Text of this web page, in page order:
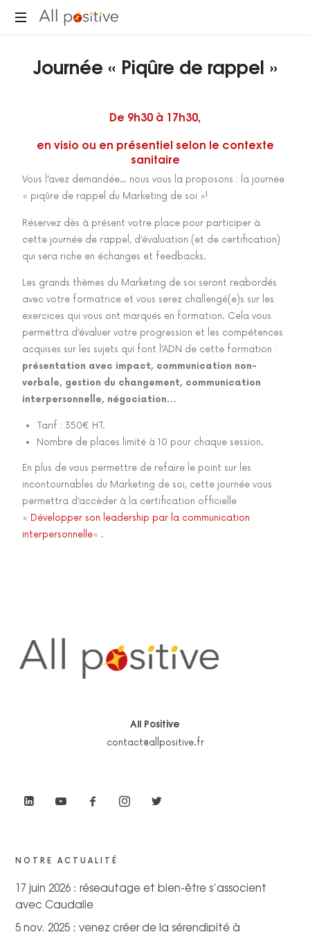
pour
se
Journée « Piqûre de rappel »
De 9h30 à 17h30,
en visio ou en présentiel selon le contexte
sanitaire
Vous l’avez demandée… nous vous la proposons : la journée
« piqûre de rappel du Marketing de soi »!
Réservez dès à présent votre place pour participer à
cette journée de rappel, d’évaluation (et de certification)
qui sera riche en échanges et feedbacks.
Les grands thèmes du Marketing de soi seront reabordés
avec votre formatrice et vous serez challengé(e)s sur les
exercices qui vous ont marqués en formation. Cela vous
permettra d’évaluer votre progression et les compétences
acquises sur les sujets qui font l’ADN de cette formation :
présentation avec impact, communication non-
verbale, gestion du changement, communication
interpersonnelle, négociation…
Tarif : 350€ HT.
Nombre de places limité à 10 pour chaque session.
En plus de vous permettre de refaire le point sur les
incontournables du Marketing de soi, cette journée vous
permettra d’accèder à la certification officielle
« Développer son leadership par la communication
interpersonnelle« .
All Positive
contact@allpositive.fr
NOTRE ACTUALITÉ
17 juin 2026 : réseautage et bien-être s’associent
avec Caudalie
5 nov. 2025 : venez créer de la sérendipité à